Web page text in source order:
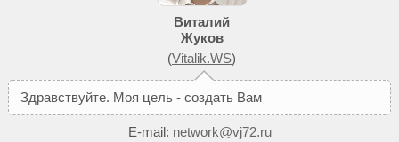
Виталий
Жуков
(Vitalik.WS)
Здравствуйте. Моя цель - создать Вам
E-mail: network@vj72.ru